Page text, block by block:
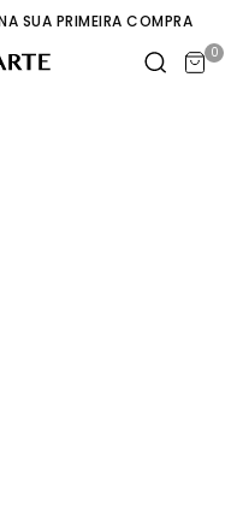
SUA PRIMEIRA COMPRA
0